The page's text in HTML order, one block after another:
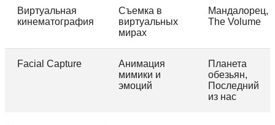
Виртуальная
кинематография
Съемка в
виртуальных
мирах
Мандалорец,
The Volume
Facial Capture
Анимация
мимики и
эмоций
Планета
обезьян,
Последний
из нас